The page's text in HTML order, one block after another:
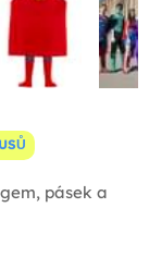
pásek a